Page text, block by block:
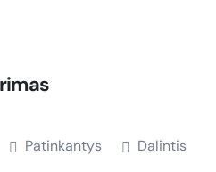
Patinkantys Dalintis